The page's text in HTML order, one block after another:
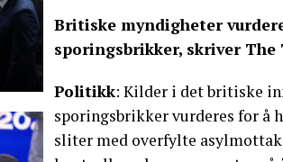
Britiske myndigheter
sporingsbrikker, skriver The
Politikk: Kilder i det britiske
sporingsbrikker vurderes for å
sliter med overfylte